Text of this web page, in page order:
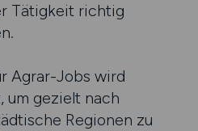
Tätigkeit richtig
Agrar-Jobs wird
um gezielt nach
Regionen zu